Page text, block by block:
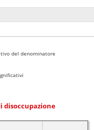
del denominatore
disoccupazione